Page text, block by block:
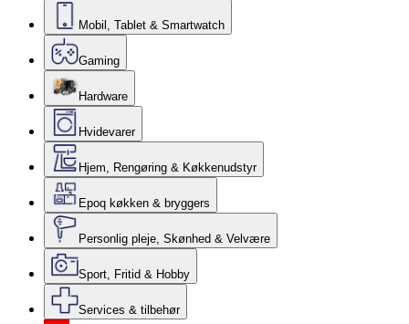
Mobil, Tablet & Smartwatch
Gaming
Hardware
Hvidevarer
Hjem, Rengøring & Køkkenudstyr
Epoq køkken & bryggers
Personlig pleje, Skønhed & Velvære
Sport, Fritid & Hobby
Services & tilbehør